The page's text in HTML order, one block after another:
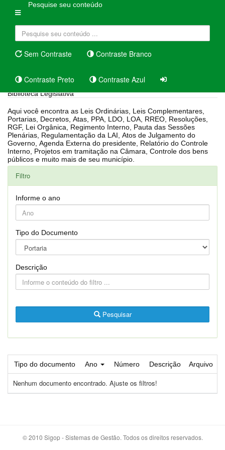
Pesquise seu conteúdo
Sem Contraste Contraste Branco
Contraste Preto Contraste Azul
Biblioteca Legislativa
Aqui você encontra as Leis Ordinárias, Leis Complementares,
Portarias, Decretos, Atas, PPA, LDO, LOA, RREO, Resoluções,
RGF, Lei Orgânica, Regimento Interno, Pauta das Sessões
Plenárias, Regulamentação da LAI, Atos de Julgamento do
Governo, Agenda Externa do presidente, Relatório do Controle
Interno, Projetos em tramitação na Câmara, Controle dos bens
públicos e muito mais de seu município.
Filtro
Informe o ano
Tipo do Documento
Descrição
Pesquisar
Tipo do documento Ano Número Descrição Arquivo
Nenhum documento encontrado. Ajuste os filtros!
© 2010 Sigop - Sistemas de Gestão. Todos os direitos reservados.